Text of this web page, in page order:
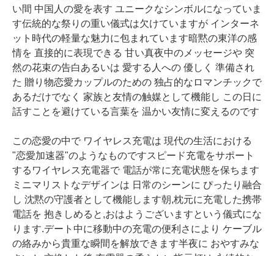
い間 中国人の愛を表す ユニークなシンボルになっていま
す伝統的な祭りの重い儀式は欠けていますが インターネ
ット時代の軽量な魅力に包まれています暗黙の東洋の感
情を 直接的に表現できる 甘い真夜中のメッセージや 突
然の花束の告白あるいは 愛する人への 優しく 準備され
た 贈り物恋愛カップルのための 独占的なロマンチックで
あるだけでなく 家族と友情の触媒として機能し この日に
話すことを避けている言葉を 温かい友情に変えるのです
この恋愛の中で ワイヤレス充電は 現代の生活における
"恋愛加速器"のようなものですスピード充電をサポート
するワイヤレス充電器で 電話が常に充電状態を保ちます
ミニマリストなデザインは 日常のシーンに ぴったり融合
し 沈黙の守護者として機能します朝,枕元に充電した携帯
電話を 抱きしめると,おはようございますという儀式にな
ります.デート中に移動中の充電の便利さにより ケーブル
の絡みから貴重な瞬間を解放できます半夜に おやすみな